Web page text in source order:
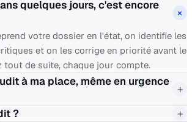
quelques jours, c'est encore
+
votre dossier en l'état, on identifie les
et on les corrige en priorité avant le
tout de suite, chaque jour compte.
à ma place, même en urgence
+
?
+